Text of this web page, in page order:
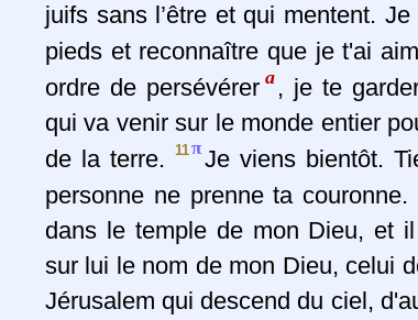
juifs sans l’être et qui mentent.
pieds et reconnaître que je t'ai
ordre de persévérer a , je te
qui va venir sur le monde entier
de la terre.
11πJe viens bientôt.
personne ne prenne ta couronne.
dans le temple de mon Dieu, et
sur lui le nom de mon Dieu, celui
Jérusalem qui descend du ciel,